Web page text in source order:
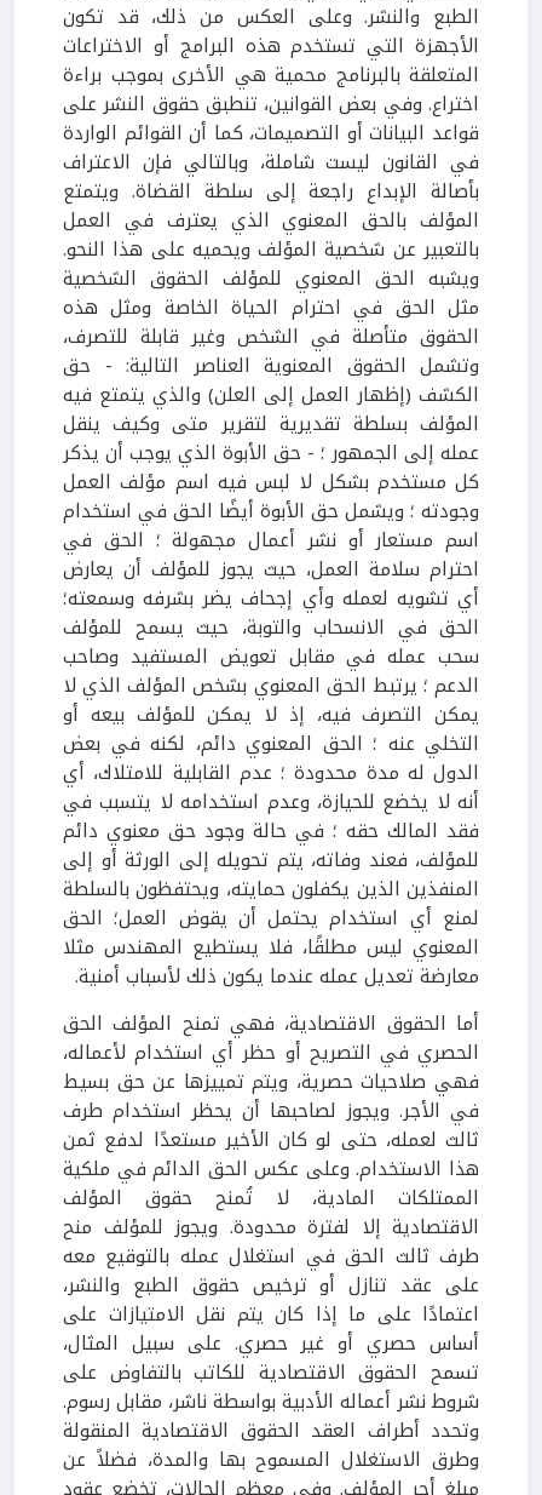
الطبع والنشر. وعلى العكس من ذلك، قد تكون
الأجهزة التي تستخدم هذه البرامج أو الاختراعات
المتعلقة بالبرنامج محمية هي الأخرى بموجب براءة
اختراع. وفي بعض القوانين، تنطبق حقوق النشر على
قواعد البيانات أو التصميمات، كما أن القوائم الواردة
في القانون ليست شاملة، وبالتالي فإن الاعتراف
بأصالة الإبداع راجعة إلى سلطة القضاة. ويتمتع
المؤلف بالحق المعنوي الذي يعترف في العمل
بالتعبير عن شخصية المؤلف ويحميه على هذا النحو.
ويشبه الحق المعنوي للمؤلف الحقوق الشخصية
مثل الحق في احترام الحياة الخاصة ومثل هذه
الحقوق متأصلة في الشخص وغير قابلة للتصرف،
وتشمل الحقوق المعنوية العناصر التالية: - حق
الكشف (إظهار العمل إلى العلن) والذي يتمتع فيه
المؤلف بسلطة تقديرية لتقرير متى وكيف ينقل
عمله إلى الجمهور ؛ - حق الأبوة الذي يوجب أن يذكر
كل مستخدم بشكل لا لبس فيه اسم مؤلف العمل
وجودته ؛ ويشمل حق الأبوة أيضًا الحق في استخدام
اسم مستعار أو نشر أعمال مجهولة ؛ الحق في
احترام سلامة العمل، حيث يجوز للمؤلف أن يعارض
أي تشويه لعمله وأي إجحاف يضر بشرفه وسمعته؛
الحق في الانسحاب والتوبة، حيث يسمح للمؤلف
سحب عمله في مقابل تعويض المستفيد وصاحب
الدعم ؛ يرتبط الحق المعنوي بشخص المؤلف الذي لا
يمكن التصرف فيه، إذ لا يمكن للمؤلف بيعه أو
التخلي عنه ؛ الحق المعنوي دائم، لكنه في بعض
الدول له مدة محدودة ؛ عدم القابلية للامتلاك، أي
أنه لا يخضع للحيازة، وعدم استخدامه لا يتسبب في
فقد المالك حقه ؛ في حالة وجود حق معنوي دائم
للمؤلف، فعند وفاته، يتم تحويله إلى الورثة أو إلى
المنفذين الذين يكفلون حمايته، ويحتفظون بالسلطة
لمنع أي استخدام يحتمل أن يقوض العمل؛ الحق
المعنوي ليس مطلقًا، فلا يستطيع المهندس مثلا
معارضة تعديل عمله عندما يكون ذلك لأسباب أمنية.
أما الحقوق الاقتصادية، فهي تمنح المؤلف الحق
الحصري في التصريح أو حظر أي استخدام لأعماله،
فهي صلاحيات حصرية، ويتم تمييزها عن حق بسيط
في الأجر. ويجوز لصاحبها أن يحظر استخدام طرف
ثالث لعمله، حتى لو كان الأخير مستعدًا لدفع ثمن
هذا الاستخدام. وعلى عكس الحق الدائم في ملكية
الممتلكات المادية، لا تُمنح حقوق المؤلف
الاقتصادية إلا لفترة محدودة. ويجوز للمؤلف منح
طرف ثالث الحق في استغلال عمله بالتوقيع معه
على عقد تنازل أو ترخيص حقوق الطبع والنشر،
اعتمادًا على ما إذا كان يتم نقل الامتيازات على
أساس حصري أو غير حصري. على سبيل المثال،
تسمح الحقوق الاقتصادية للكاتب بالتفاوض على
شروط نشر أعماله الأدبية بواسطة ناشر، مقابل رسوم.
وتحدد أطراف العقد الحقوق الاقتصادية المنقولة
وطرق الاستغلال المسموح بها والمدة، فضلاً عن